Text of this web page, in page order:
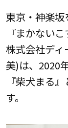
東京・神楽
『まかない
株式会社ディ
美)は、2020
『柴犬まる
す。